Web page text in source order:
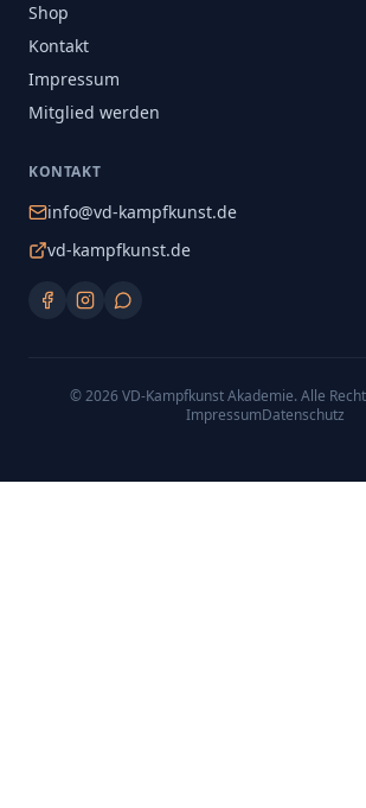
Shop
Kontakt
Impressum
Mitglied werden
KONTAKT
info@vd-kampfkunst.de
vd-kampfkunst.de
©2026 VD-Kampfkunst Akademie. Alle
ImpressumDatenschutz